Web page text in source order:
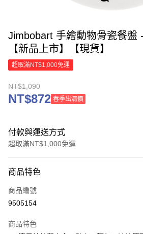
Jimbobart 手繪動物骨瓷餐盤
【新品上市】【現貨】
超取滿NT$1,000免運
NT$1,090
NT$872 春季出清價
付款與運送方式
超取滿NT$1,000免運
信用卡一次付款
信用卡分期付款
合作金庫商業銀行
6 期 0 利率 每期
商品特色
商品編號
9505154
商品特色